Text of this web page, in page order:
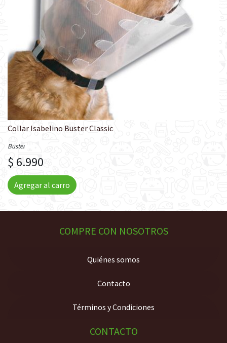
Collar Isabelino Buster Classic
Buster
$ 6.990
Agregar al carro
COMPRE CON NOSOTROS
Quiénes somos
Contacto
Términos y Condiciones
CONTACTO